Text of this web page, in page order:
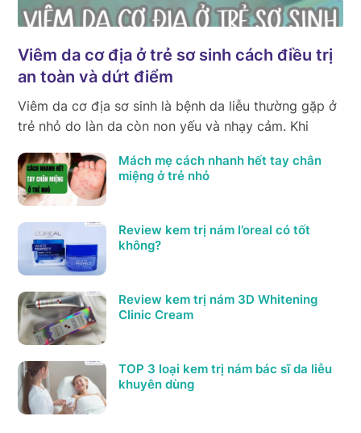
Viêm da cơ địa ở trẻ sơ sinh cách điều trị
an toàn và dứt điểm
Viêm da cơ địa sơ sinh là bệnh da liễu thường gặp ở
trẻ nhỏ do làn da còn non yếu và nhạy cảm. Khi
Mách mẹ cách nhanh hết tay chân
miệng ở trẻ nhỏ
Review kem trị nám l’oreal có tốt
không?
Review kem trị nám 3D Whitening
Clinic Cream
TOP 3 loại kem trị nám bác sĩ da liễu
khuyên dùng